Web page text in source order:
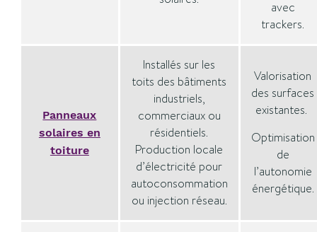
avec
trackers.
Panneaux
solaires en
toiture
Installés sur les
toits des bâtiments
industriels,
commerciaux ou
résidentiels.
Production locale
d’électricité pour
autoconsommation
ou injection réseau.
Valorisation
des surfaces
existantes.
Optimisation
de
l’autonomie
énergétique.